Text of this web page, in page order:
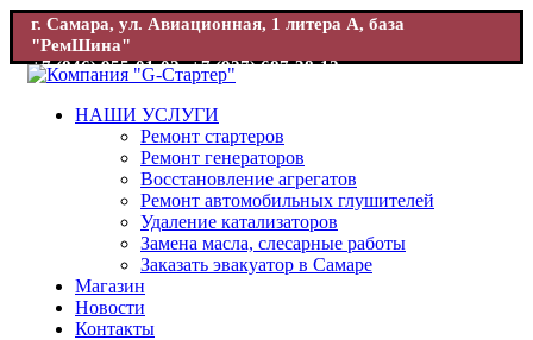
г. Самара, ул. Авиационная, 1 литера А, база
"РемШина"
+7 (846) 955-01-02; +7 (927) 687-38-12
г. Самара, ул. Авиационная, 1 база "РемШина"
01-02; +7 (927) 687-38-12
НАШИ УСЛУГИ
Ремонт стартеров
Ремонт генераторов
Восстановление агрегатов
Ремонт автомобильных глушителей
Удаление катализаторов
Замена масла, слесарные работы
Заказать эвакуатор в Самаре
Магазин
Новости
Контакты